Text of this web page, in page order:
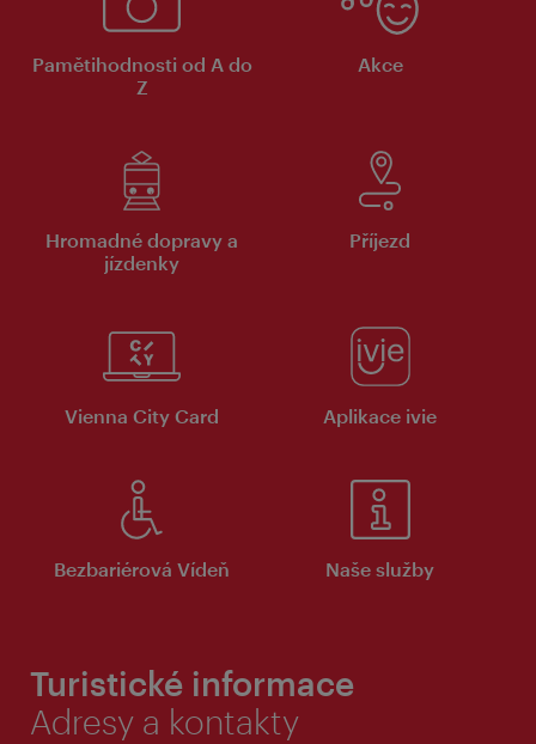
Pamětihodnosti od A do
Z
Akce
Hromadné dopravy a
jízdenky
Příjezd
Vienna City Card Aplikace ivie
Bezbariérová Vídeň Naše služby
Turistické informace
Adresy a kontakty